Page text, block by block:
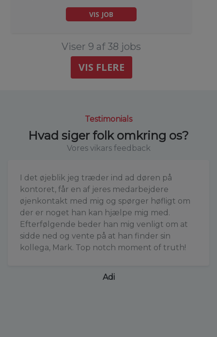
VIS JOB
Viser 9 af 38 jobs
VIS FLERE
Testimonials
Hvad siger folk omkring os?
Vores vikars feedback
I det øjeblik jeg træder ind ad døren på
kontoret, får en af jeres medarbejdere
øjenkontakt med mig og spørger høfligt om
der er noget han kan hjælpe mig med.
Efterfølgende beder han mig venligt om at
sidde ned og vente på at han finder sin
kollega, Mark. Top notch moment of truth!
Adi